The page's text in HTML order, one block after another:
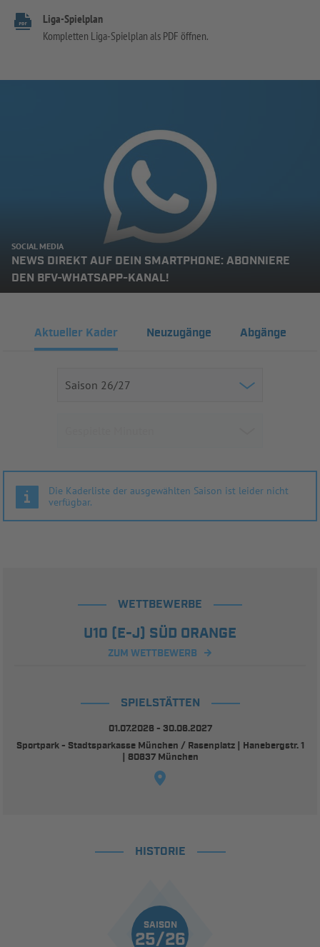
Liga-Spielplan
Kompletten Liga-Spielplan als PDF öffnen.
SOCIAL MEDIA
NEWS DIREKT AUF DEIN SMARTPHONE: ABONNIERE
DEN BFV-WHATSAPP-KANAL!
Aktueller Kader Neuzugänge Abgänge
Die Kaderliste der ausgewählten Saison ist leider nicht
verfügbar.
WETTBEWERBE
U10 (E-J) SÜD ORANGE
ZUM WETTBEWERB
SPIELSTÄTTEN
01.07.2026 - 30.06.2027
Sportpark - Stadtsparkasse München / Rasenplatz | Hanebergstr. 1
| 80637 München
HISTORIE
SAISON
25/26